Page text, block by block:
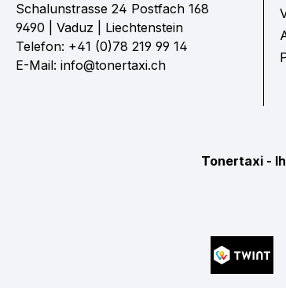
Schalunstrasse 24 Postfach 168
9490 | Vaduz | Liechtenstein
Telefon: +41 (0)78 219 99 14
E-Mail: info@tonertaxi.ch
Tonertaxi -